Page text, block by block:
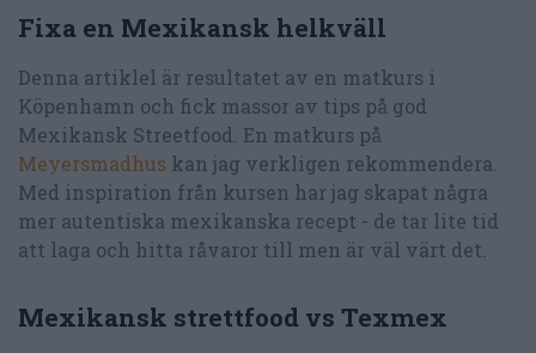
Fixa en Mexikansk helkväll
Denna artiklel är resultatet av en matkurs i
Köpenhamn och fick massor av tips på god
Mexikansk Streetfood. En matkurs på
Meyersmadhus kan jag verkligen rekommendera.
Med inspiration från kursen har jag skapat några
mer autentiska mexikanska recept - de tar lite tid
att laga och hitta råvaror till men är väl värt det.
Mexikansk strettfood vs Texmex